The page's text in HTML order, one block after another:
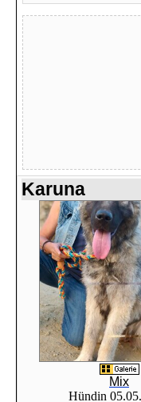
Karuna
Mix
Hündin